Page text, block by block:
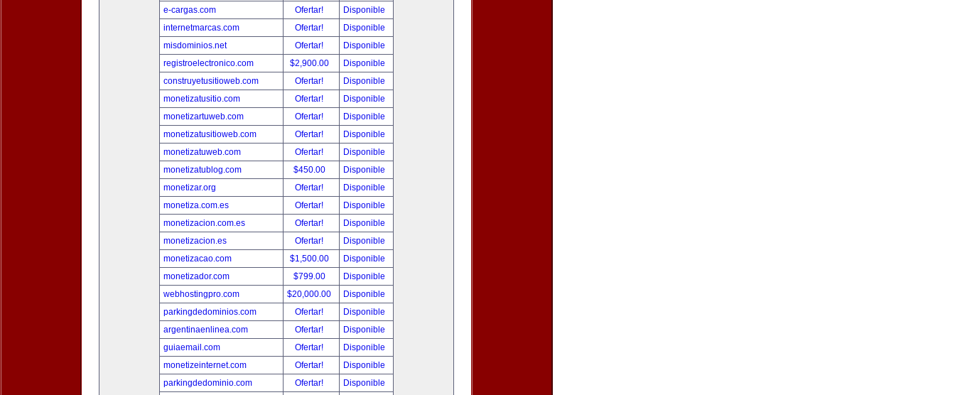
e-cargas.com
Ofertar!
Disponible
internetmarcas.com
Ofertar!
Disponible
misdominios.net
Ofertar!
Disponible
registroelectronico.com
$2,900.00
Disponible
construyetusitioweb.com
Ofertar!
Disponible
monetizatusitio.com
Ofertar!
Disponible
monetizartuweb.com
Ofertar!
Disponible
monetizatusitioweb.com
Ofertar!
Disponible
monetizatuweb.com
Ofertar!
Disponible
monetizatublog.com
$450.00
Disponible
monetizar.org
Ofertar!
Disponible
monetiza.com.es
Ofertar!
Disponible
monetizacion.com.es
Ofertar!
Disponible
monetizacion.es
Ofertar!
Disponible
monetizacao.com
$1,500.00
Disponible
monetizador.com
$799.00
Disponible
webhostingpro.com
$20,000.00
Disponible
parkingdedominios.com
Ofertar!
Disponible
argentinaenlinea.com
Ofertar!
Disponible
guiaemail.com
Ofertar!
Disponible
monetizeinternet.com
Ofertar!
Disponible
parkingdedominio.com
Ofertar!
Disponible